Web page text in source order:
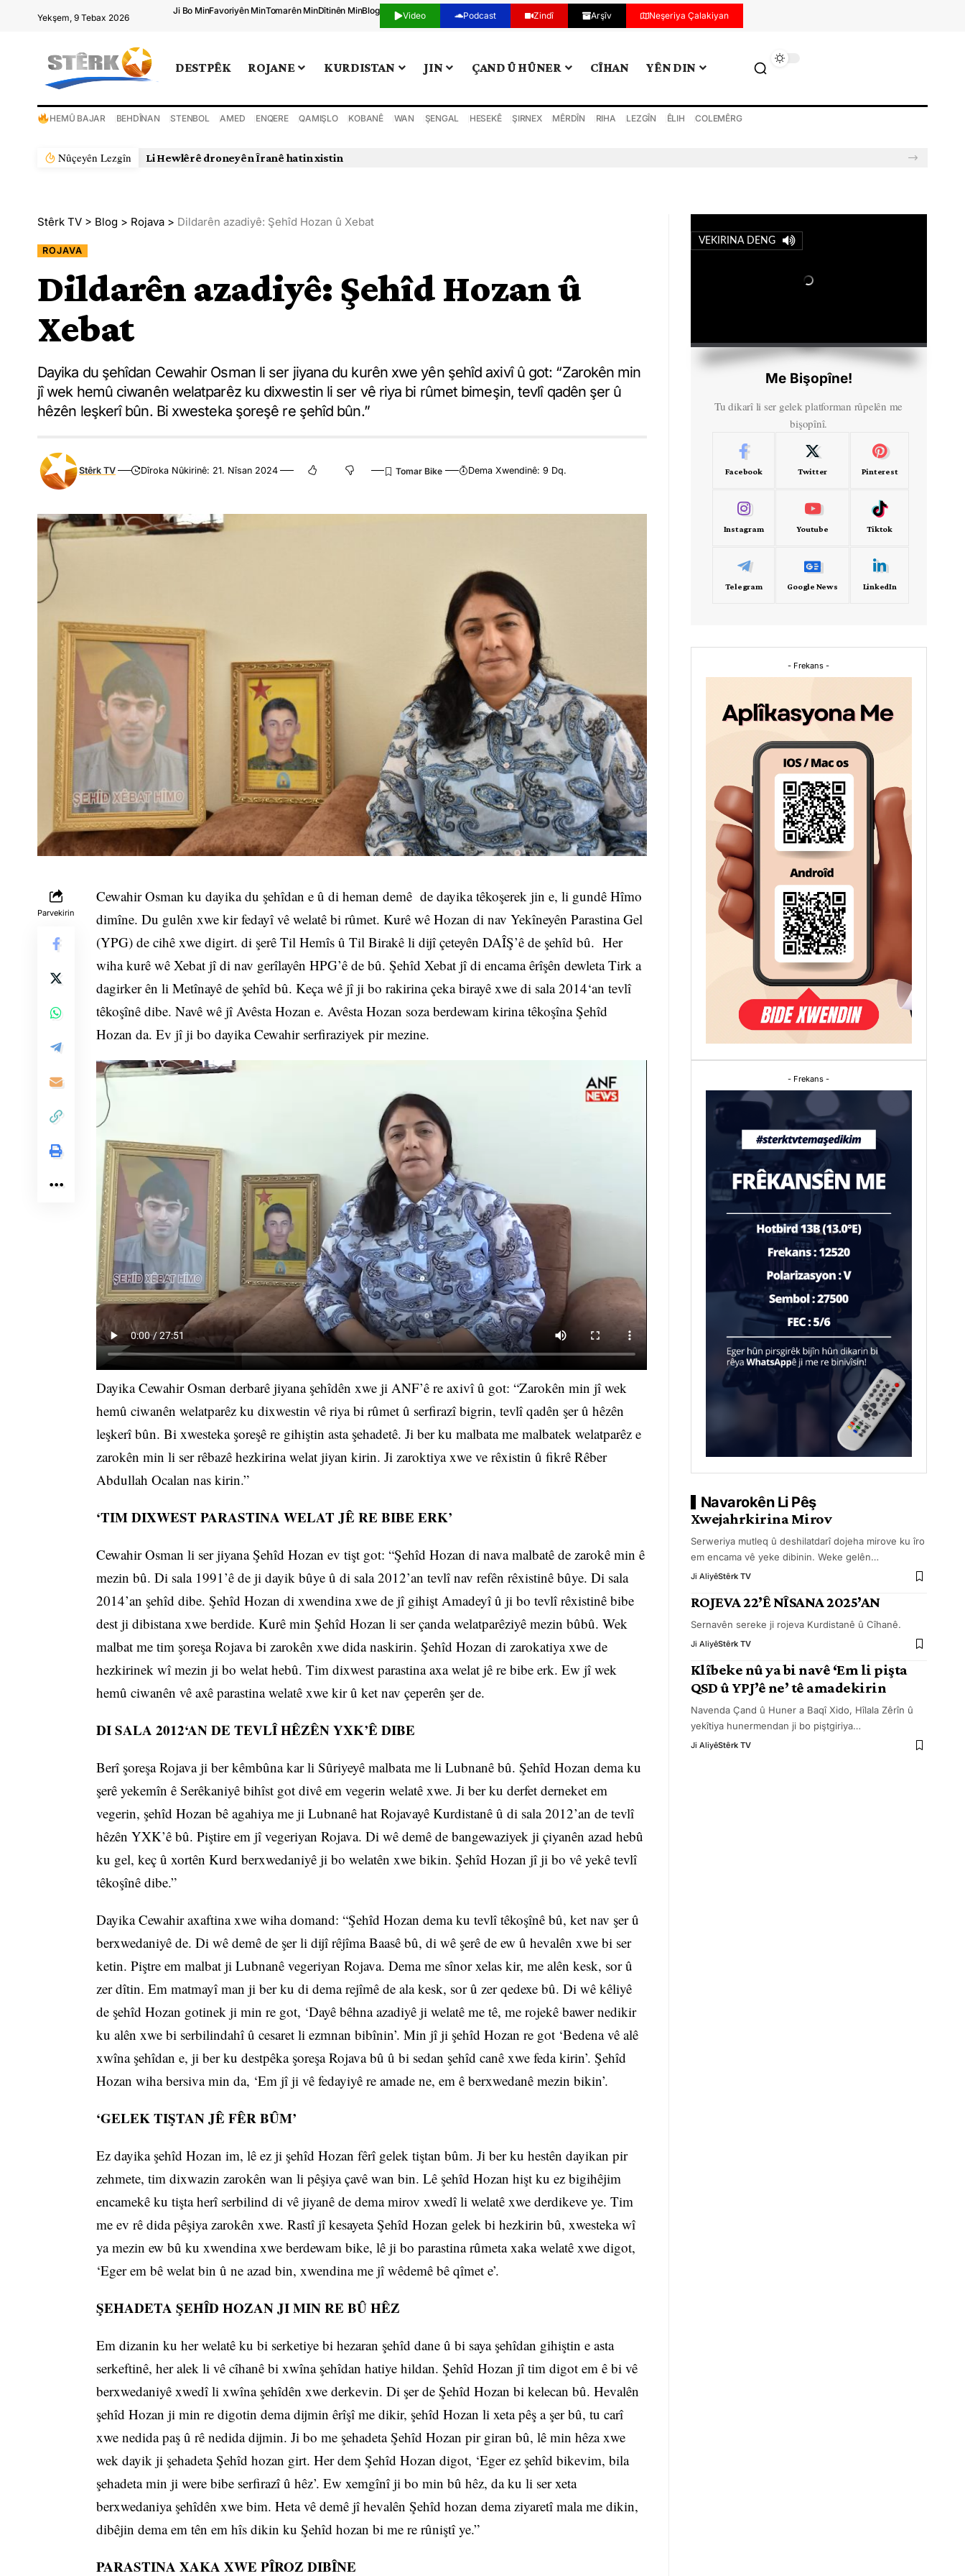
Yekşem, 9 Tebax 2026
Ji Bo MinFavoriyên MinTomarên MinDîtinên MinBlog Video Podcast Zindî Arşîv Neşeriya Çalakiyan
DESTPÊK ROJANE KURDISTAN JIN ÇAND Û HÛNER CÎHAN YÊN DIN
HEMÛ BAJAR BEHDÎNAN STENBOL AMED ENQERE QAMIŞLO KOBANÊ WAN ŞENGAL HESEKÊ ŞIRNEX MÊRDÎN RIHA LEZGÎN ÊLIH COLEMÊRG
Nûçeyên Lezgîn
Stêrk TV > Blog > Rojava > Dildarên azadiyê: Şehîd Hozan û Xebat
ROJAVA
Dildarên azadiyê: Şehîd Hozan û
Xebat
Dayika du şehîdan Cewahir Osman li ser jiyana du kurên xwe yên şehîd axivî û got: “Zarokên min
jî wek hemû ciwanên welatparêz ku dixwestin li ser vê riya bi rûmet bimeşin, tevlî qadên şer û
hêzên leşkerî bûn. Bi xwesteka şoreşê re şehîd bûn.”
Stêrk TV Dîroka Nûkirinê: 21. Nîsan 2024 Dema Xwendinê: 9 Dq.
Parvekirin
Cewahir Osman ku dayika du şehîdan e û di heman demê de dayika têkoşerek jin e, li gundê Hîmo
dimîne. Du gulên xwe kir fedayî vê welatê bi rûmet. Kurê wê Hozan di nav Yekîneyên Parastina Gel
(YPG) de cihê xwe digirt. di şerê Til Hemîs û Til Birakê li dijî çeteyên DAÎŞ’ê de şehîd bû. Her
wiha kurê wê Xebat jî di nav gerîlayên HPG’ê de bû. Şehîd Xebat jî di encama êrîşên dewleta Tirk a
dagirker ên li Metînayê de şehîd bû. Keça wê jî ji bo rakirina çeka birayê xwe di sala 2014‘an tevlî
têkoşînê dibe. Navê wê jî Avêsta Hozan e. Avêsta Hozan soza berdewam kirina têkoşîna Şehîd
Hozan da. Ev jî ji bo dayika Cewahir serfiraziyek pir mezine.
Dayika Cewahir Osman derbarê jiyana şehîdên xwe ji ANF’ê re axivî û got: “Zarokên min jî wek
hemû ciwanên welatparêz ku dixwestin vê riya bi rûmet û serfirazî bigrin, tevlî qadên şer û hêzên
leşkerî bûn. Bi xwesteka şoreşê re gihiştin asta şehadetê. Ji ber ku malbata me malbatek welatparêz e
zarokên min li ser rêbazê hezkirina welat jiyan kirin. Ji zaroktiya xwe ve rêxistin û fikrê Rêber
Abdullah Ocalan nas kirin.”
‘TIM DIXWEST PARASTINA WELAT JÊ RE BIBE ERK’
Cewahir Osman li ser jiyana Şehîd Hozan ev tişt got: “Şehîd Hozan di nava malbatê de zarokê min ê
mezin bû. Di sala 1991’ê de ji dayik bûye û di sala 2012’an tevlî nav refên rêxistinê bûye. Di sala
2014’an şehîd dibe. Şehîd Hozan di xwendina xwe de jî gihişt Amadeyî û ji bo tevlî rêxistinê bibe
dest ji dibistana xwe berdide. Kurê min Şehîd Hozan li ser çanda welatparêziyê mezin bûbû. Wek
malbat me tim şoreşa Rojava bi zarokên xwe dida naskirin. Şehîd Hozan di zarokatiya xwe de
hezkirinek wî mezin ji bo welat hebû. Tim dixwest parastina axa welat jê re bibe erk. Ew jî wek
hemû ciwanên vê axê parastina welatê xwe kir û ket nav çeperên şer de.
DI SALA 2012‘AN DE TEVLÎ HÊZÊN YXK’Ê DIBE
Berî şoreşa Rojava ji ber kêmbûna kar li Sûriyeyê malbata me li Lubnanê bû. Şehîd Hozan dema ku
şerê yekemîn ê Serêkaniyê bihîst got divê em vegerin welatê xwe. Ji ber ku derfet derneket em
vegerin, şehîd Hozan bê agahiya me ji Lubnanê hat Rojavayê Kurdistanê û di sala 2012’an de tevlî
hêzên YXK’ê bû. Piştire em jî vegeriyan Rojava. Di wê demê de bangewaziyek ji çiyanên azad hebû
ku gel, keç û xortên Kurd berxwedaniyê ji bo welatên xwe bikin. Şehîd Hozan jî ji bo vê yekê tevlî
têkoşînê dibe.”
Dayika Cewahir axaftina xwe wiha domand: “Şehîd Hozan dema ku tevlî têkoşînê bû, ket nav şer û
berxwedaniyê de. Di wê demê de şer li dijî rêjîma Baasê bû, di wê şerê de ew û hevalên xwe bi ser
ketin. Piştre em malbat ji Lubnanê vegeriyan Rojava. Dema me sînor xelas kir, me alên kesk, sor û
zer dîtin. Em matmayî man ji ber ku di dema rejîmê de ala kesk, sor û zer qedexe bû. Di wê kêliyê
de şehîd Hozan gotinek ji min re got, ‘Dayê bêhna azadiyê ji welatê me tê, me rojekê bawer nedikir
ku alên xwe bi serbilindahî û cesaret li ezmnan bibînin’. Min jî ji şehîd Hozan re got ‘Bedena vê alê
xwîna şehîdan e, ji ber ku destpêka şoreşa Rojava bû û bi sedan şehîd canê xwe feda kirin’. Şehîd
Hozan wiha bersiva min da, ‘Em jî ji vê fedayiyê re amade ne, em ê berxwedanê mezin bikin’.
‘GELEK TIŞTAN JÊ FÊR BÛM’
Ez dayika şehîd Hozan im, lê ez ji şehîd Hozan fêrî gelek tiştan bûm. Ji ber ku hestên dayikan pir
zehmete, tim dixwazin zarokên wan li pêşiya çavê wan bin. Lê şehîd Hozan hişt ku ez bigihêjim
encamekê ku tişta herî serbilind di vê jiyanê de dema mirov xwedî li welatê xwe derdikeve ye. Tim
me ev rê dida pêşiya zarokên xwe. Rastî jî kesayeta Şehîd Hozan gelek bi hezkirin bû, xwesteka wî
ya mezin ew bû ku xwendina xwe berdewam bike, lê ji bo parastina rûmeta xaka welatê xwe digot,
‘Eger em bê welat bin û ne azad bin, xwendina me jî wêdemê bê qîmet e’.
ŞEHADETA ŞEHÎD HOZAN JI MIN RE BÛ HÊZ
Em dizanin ku her welatê ku bi serketiye bi hezaran şehîd dane û bi saya şehîdan gihiştin e asta
serkeftinê, her alek li vê cîhanê bi xwîna şehîdan hatiye hildan. Şehîd Hozan jî tim digot em ê bi vê
berxwedaniyê xwedî li xwîna şehîdên xwe derkevin. Di şer de Şehîd Hozan bi kelecan bû. Hevalên
şehîd Hozan ji min re digotin dema dijmin êrîşî me dikir, şehîd Hozan li xeta pêş a şer bû, tu carî
xwe nedida paş û rê nedida dijmin. Ji bo me şehadeta Şehîd Hozan pir giran bû, lê min hêza xwe
wek dayik ji şehadeta Şehîd hozan girt. Her dem Şehîd Hozan digot, ‘Eger ez şehîd bikevim, bila
şehadeta min ji were bibe serfirazî û hêz’. Ew xemgînî ji bo min bû hêz, da ku li ser xeta
berxwedaniya şehîdên xwe bim. Heta vê demê jî hevalên Şehîd hozan dema ziyaretî mala me dikin,
dibêjin dema em tên em hîs dikin ku Şehîd hozan bi me re rûniştî ye.”
PARASTINA XAKA XWE PÎROZ DIBÎNE
VEKIRINA DENG
Me Bişopîne!
Tu dikarî li ser gelek platforman rûpelên me
bişopînî.
Facebook Twitter Pinterest
Instagram Youtube Tiktok
Telegram Google News LinkedIn
- Frekans -
- Frekans -
Navarokên Li Pêş
Xwejahrkirina Mirov
Serweriya mutleq û deshilatdarî dojeha mirove ku îro
em encama vê yeke dibinin. Weke gelên…
Ji AliyêStêrk TV
ROJEVA 22’Ê NÎSANA 2025’AN
Sernavên sereke ji rojeva Kurdistanê û Cîhanê.
Ji AliyêStêrk TV
Klîbeke nû ya bi navê ‘Em li pişta
QSD û YPJ’ê ne’ tê amadekirin
Navenda Çand û Huner a Baqî Xido, Hîlala Zêrîn û
yekîtiya hunermendan ji bo piştgiriya…
Ji AliyêStêrk TV